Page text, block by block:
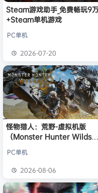
欢迎C****i
欢迎
Steam游戏助手_免费畅玩9
+Steam单机游戏
PC单机
2026-07-20
怪物猎人：荒野-虚拟机版
（Monster Hunter Wilds
PC单机
2026-08-06